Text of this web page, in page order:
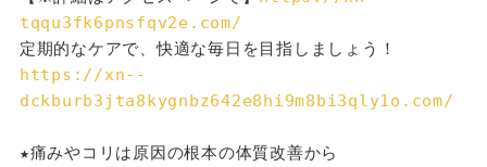
tqqu3fk6pnsfqv2e.com/
定期的なケアで、快適な毎日を目指しましょう！
https://xn--
dckburb3jta8kygnbz642e8hi9m8bi3qly1o.com/
★痛みやコリは原因の根本の体質改善から